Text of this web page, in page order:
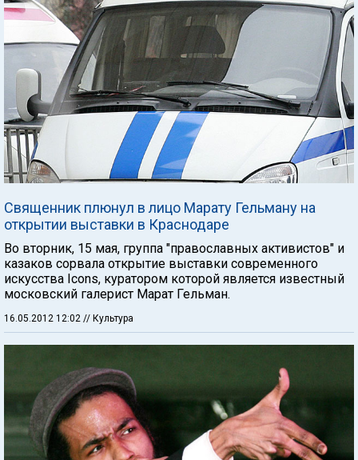
Священник плюнул в лицо Марату Гельману на
открытии выставки в Краснодаре
Во вторник, 15 мая, группа "православных активистов" и
казаков сорвала открытие выставки современного
искусства Icons, куратором которой является известный
московский галерист Марат Гельман.
16.05.2012 12:02 // Культура